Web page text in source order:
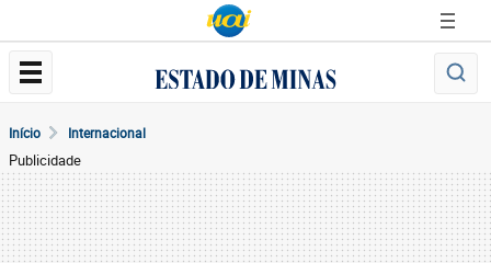
Início Internacional
Publicidade